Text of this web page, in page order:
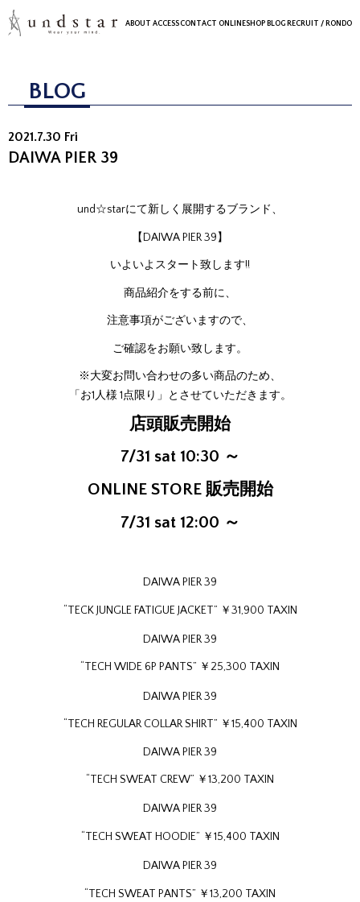
ABOUT ACCESSCONTACT ONLINESHOP BLOG RECRUIT / RONDO
BLOG
2021.7.30 Fri
DAIWA PIER 39
und☆starにて新しく展開するブランド、
【DAIWA PIER 39】
いよいよスタート致します!!
商品紹介をする前に、
注意事項がございますので、
ご確認をお願い致します。
※大変お問い合わせの多い商品のため、
「お1人様 1点限り」とさせていただきます。
店頭販売開始
7/31 sat 10:30 ～
ONLINE STORE販売開始
7/31 sat 12:00 ～
DAIWA PIER 39
“TECK JUNGLE FATIGUE JACKET” ￥31,900 TAXIN
DAIWA PIER 39
“TECH WIDE 6P PANTS” ￥25,300 TAXIN
DAIWA PIER 39
“TECH REGULAR COLLAR SHIRT” ￥15,400 TAXIN
DAIWA PIER 39
“TECH SWEAT CREW” ￥13,200 TAXIN
DAIWA PIER 39
“TECH SWEAT HOODIE” ￥15,400 TAXIN
DAIWA PIER 39
“TECH SWEAT PANTS” ￥13,200 TAXIN